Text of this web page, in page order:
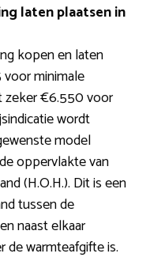
laten plaatsen in
kopen en laten
voor minimale
zeker €6.550 voor
wordt
model
oppervlakte van
(H.O.H.). Dit is een
tussen de
naast elkaar
warmteafgifte is.